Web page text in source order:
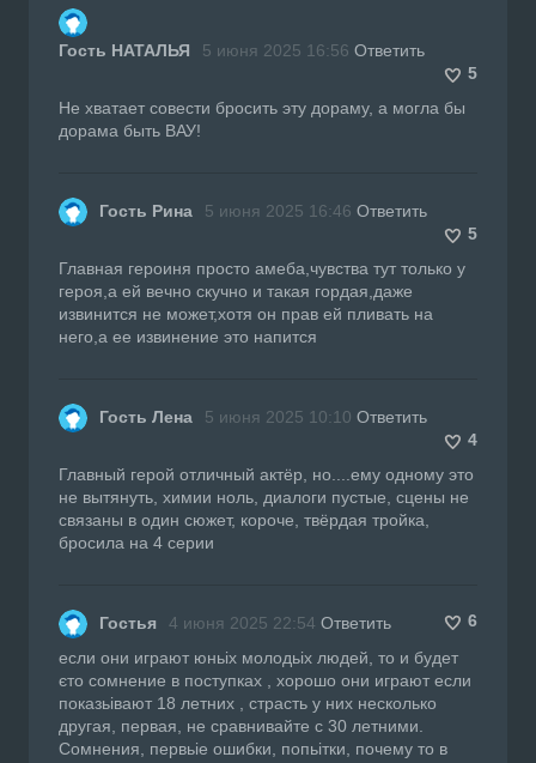
Гость НАТАЛЬЯ 5 июня 2025 16:56 Ответить
5
Не хватает совести бросить эту дораму, а могла бы
дорама быть ВАУ!
Гость Рина 5 июня 2025 16:46 Ответить
5
Главная героиня просто амеба,чувства тут только у
героя,а ей вечно скучно и такая гордая,даже
извинится не может,хотя он прав ей пливать на
него,а ее извинение это напится
Гость Лена 5 июня 2025 10:10 Ответить
4
Главный герой отличный актёр, но....ему одному это
не вытянуть, химии ноль, диалоги пустые, сцены не
связаны в один сюжет, короче, твёрдая тройка,
бросила на 4 серии
Гостья 4 июня 2025 22:54 Ответить
6
если они играют юньіх молодьіх людей, то и будет
єто сомнение в поступках , хорошо они играют если
показьівают 18 летних , страсть у них несколько
другая, первая, не сравнивайте с 30 летними.
Сомнения, первьіе ошибки, попьітки, почему то в